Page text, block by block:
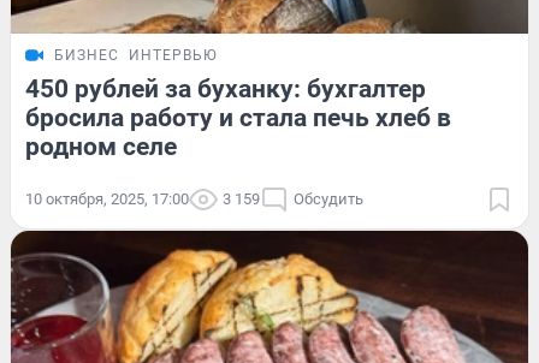
БИЗНЕС ИНТЕРВЬЮ
450 рублей за буханку: бухгалтер
бросила работу и стала печь хлеб в
родном селе
10 октября, 2025, 17:00 3 159 Обсудить